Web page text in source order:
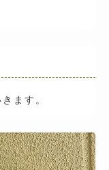
ます。